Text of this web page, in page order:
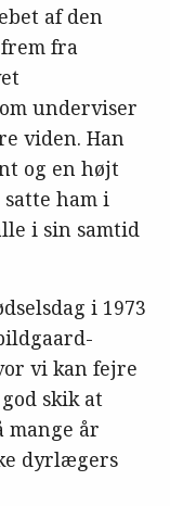
af den
fra
underviser
viden. Han
og en højt
ham i
i sin samtid
i 1973
vi kan fejre
skik at
mange år
dyrlægers